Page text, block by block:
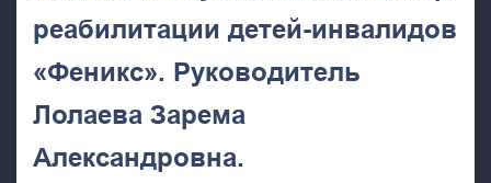
реабилитации детей-инвалидов
«Феникс». Руководитель
Лолаева Зарема
Александровна.